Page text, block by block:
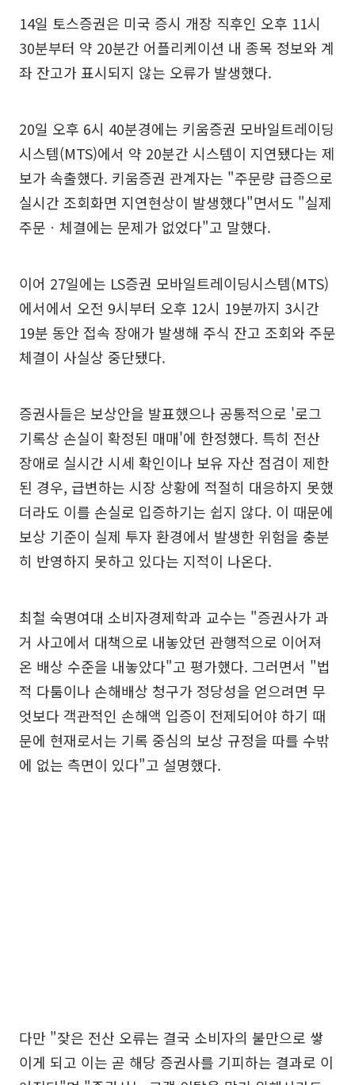
14일 토스증권은 미국 증시 개장 직후인 오후 11시
30분부터 약 20분간 어플리케이션 내 종목 정보와 계
좌 잔고가 표시되지 않는 오류가 발생했다.
20일 오후 6시 40분경에는 키움증권 모바일트레이딩
시스템(MTS)에서 약 20분간 시스템이 지연됐다는 제
보가 속출했다. 키움증권 관계자는 "주문량 급증으로
실시간 조회화면 지연현상이 발생했다"면서도 "실제
주문ㆍ체결에는 문제가 없었다"고 말했다.
이어 27일에는 LS증권 모바일트레이딩시스템(MTS)
에서에서 오전 9시부터 오후 12시 19분까지 3시간
19분 동안 접속 장애가 발생해 주식 잔고 조회와 주문
체결이 사실상 중단됐다.
증권사들은 보상안을 발표했으나 공통적으로 '로그
기록상 손실이 확정된 매매'에 한정했다. 특히 전산
장애로 실시간 시세 확인이나 보유 자산 점검이 제한
된 경우, 급변하는 시장 상황에 적절히 대응하지 못했
더라도 이를 손실로 입증하기는 쉽지 않다. 이 때문에
보상 기준이 실제 투자 환경에서 발생한 위험을 충분
히 반영하지 못하고 있다는 지적이 나온다.
최철 숙명여대 소비자경제학과 교수는 "증권사가 과
거 사고에서 대책으로 내놓았던 관행적으로 이어져
온 배상 수준을 내놓았다"고 평가했다. 그러면서 "법
적 다툼이나 손해배상 청구가 정당성을 얻으려면 무
엇보다 객관적인 손해액 입증이 전제되어야 하기 때
문에 현재로서는 기록 중심의 보상 규정을 따를 수밖
에 없는 측면이 있다"고 설명했다.
다만 "잦은 전산 오류는 결국 소비자의 불만으로 쌓
이게 되고 이는 곧 해당 증권사를 기피하는 결과로 이